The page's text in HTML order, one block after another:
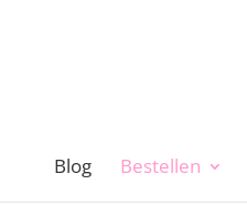
Blog Bestellen